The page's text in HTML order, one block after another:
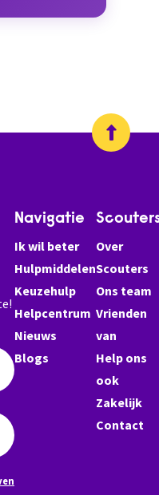
Navigatie
Ik wil beter
Hulpmiddelen
Keuzehulp
Helpcentrum
Nieuws
Blogs
Over
Scouters
Ons team
Vrienden
van
Help ons
ook
Zakelijk
Contact